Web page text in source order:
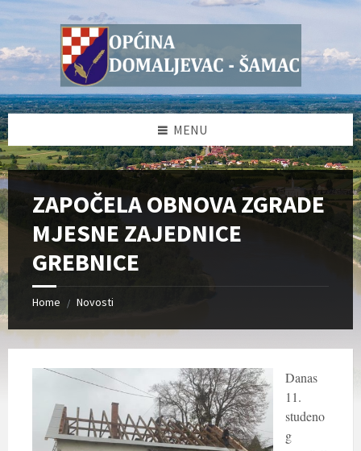
Skip
to
Skip
to
sidebar
Skip
to
sidebar
Skip
to
MENU
ZAPOČELA OBNOVA ZGRADE
MJESNE ZAJEDNICE
GREBNICE
Home / Novosti
Danas
11.
studeno
g